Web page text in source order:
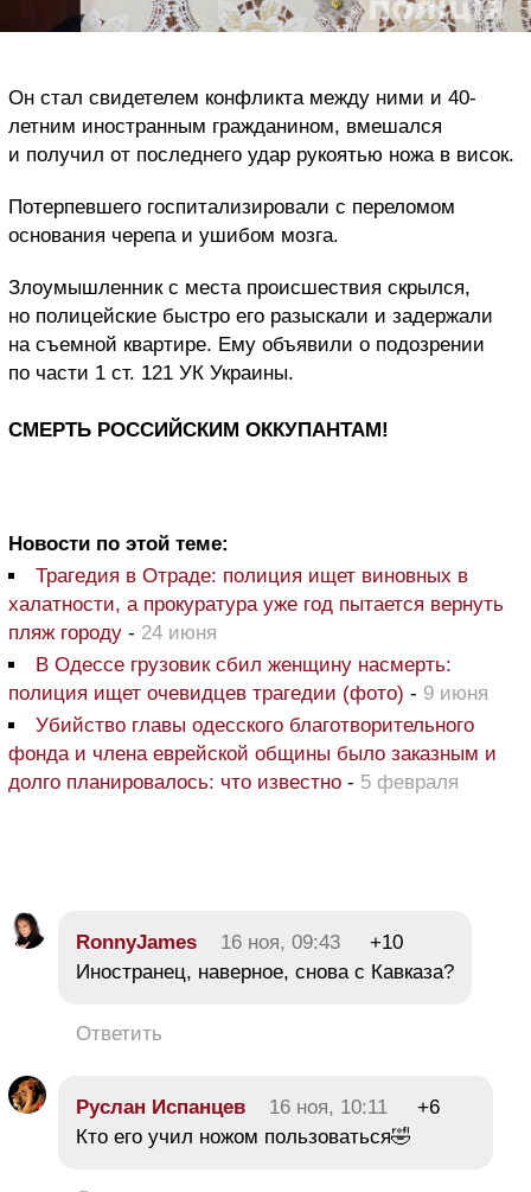
Он стал свидетелем конфликта между ними и 40-
летним иностранным гражданином, вмешался
и получил от последнего удар рукоятью ножа в висок.
Потерпевшего госпитализировали с переломом
основания черепа и ушибом мозга.
Злоумышленник с места происшествия скрылся,
но полицейские быстро его разыскали и задержали
на съемной квартире. Ему объявили о подозрении
по части 1 ст. 121 УК Украины.
СМЕРТЬ РОССИЙСКИМ ОККУПАНТАМ!
Новости по этой теме:
Трагедия в Отраде: полиция ищет виновных в
халатности, а прокуратура уже год пытается вернуть
пляж городу - 24 июня
В Одессе грузовик сбил женщину насмерть:
полиция ищет очевидцев трагедии (фото) - 9 июня
Убийство главы одесского благотворительного
фонда и члена еврейской общины было заказным и
долго планировалось: что известно - 5 февраля
RonnyJames 16 ноя, 09:43
+10
Иностранец, наверное, снова с Кавказа?
Ответить
Руслан Испанцев 16 ноя, 10:11
+6
Кто его учил ножом пользоваться🤣